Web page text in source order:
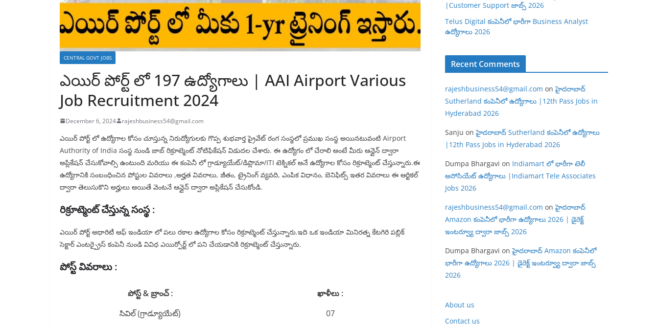
CENTRAL GOVT JOBS
ఎయిర్ పోర్ట్ లో 197 ఉద్యోగాలు | AAI Airport Various
Job Recruitment 2024
December 6, 2024 rajeshbusiness54@gmail.com
ఎయిర్ పోర్ట్ లో ఉద్యోగాల కోసం చూస్తున్న నిరుద్యోగులకు గొప్ప శుభవార్త ప్రైవేట్ రంగ సంస్థలో ప్రముఖ సంస్థ అయినటువంటి Airport
Authority of India సంస్థ నుండి జాబ్ రిక్రూట్మెంట్ నోటిఫికేషన్ విడుదల చేశారు. ఈ ఉద్యోగం లో చేరాలి అంటే మీరు ఆన్లైన్ ద్వారా
అప్లికేషన్ చేసుకోవాల్సి ఉంటుంది మరియు ఈ కంపెనీ లో గ్రాడ్యూయేట్/డిప్లొమా/ITI టెక్నికల్ అనే ఉద్యోగాల కోసం రిక్రూట్మెంట్ చేస్తున్నారు.ఈ
ఉద్యోగానికి సంబంధించిన పోస్టుల వివరాలు ,అర్హత వివరాలు, జీతం, ట్రైనింగ్ వ్యవది, ఎంపిక విధానం, బెనిఫిట్స్ ఇతర వివరాలు ఈ ఆర్టికల్
ద్వారా తెలుసుకొని అర్హులు అయితే వెంటనే ఆన్లైన్ ద్వారా అప్లికేషన్ చేసుకోండి.
రిక్రూట్మెంట్ చేస్తున్న సంస్థ :
ఎయిర్ పోర్ట్ అథారిటీ ఆఫ్ ఇండియా లో పలు రకాల ఉద్యోగాల కోసం రిక్రూట్మెంట్ చేస్తున్నారు.ఇది ఒక ఇండియా మినిరత్న కేటగిరి పబ్లిక్
సెక్టార్ ఎంటర్ప్రైస్ కంపెనీ నుండి వివిధ ఎయిర్పోర్ట్ లో పని చేయడానికి రిక్రూట్మెంట్ చేస్తున్నారు.
పోస్ట్ వివరాలు :
పోస్ట్ & బ్రాంచ్ :
ఖాళీలు :
సివిల్ (గ్రాడ్యూయేట్)
07
|Customer Support జాబ్స్ 2026
Telus Digital కంపెనీలో భారీగా Business Analyst
ఉద్యోగాలు 2026
Recent Comments
rajeshbusiness54@gmail.com onహైదరాబాద్
Sutherland కంపెనీలో ఉద్యోగాలు |12th Pass Jobs in
Hyderabad 2026
Sanju onహైదరాబాద్ Sutherland కంపెనీలో ఉద్యోగాలు
|12th Pass Jobs in Hyderabad 2026
Dumpa Bhargavi on Indiamart లో భారీగా టెలీ
అసోసియేట్ ఉద్యోగాలు |Indiamart Tele Associates
Jobs 2026
rajeshbusiness54@gmail.com onహైదరాబాద్
Amazon కంపెనీలో భారీగా ఉద్యోగాలు 2026 | డైరెక్ట్
ఇంటర్వ్యూ ద్వారా జాబ్స్ 2026
Dumpa Bhargavi onహైదరాబాద్ Amazon కంపెనీలో
భారీగా ఉద్యోగాలు 2026 | డైరెక్ట్ ఇంటర్వ్యూ ద్వారా జాబ్స్
2026
About us
Contact us